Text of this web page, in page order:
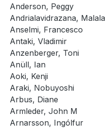
Anderson, Peggy
Andrialavidrazana, Malala
Anselmi, Francesco
Antaki, Vladimir
Anzenberger, Toni
Anüll, Ian
Aoki, Kenji
Araki, Nobuyoshi
Arbus, Diane
Armleder, John M
Arnarsson, Ingólfur